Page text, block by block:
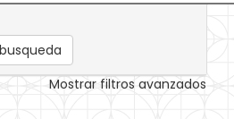
Mostrar filtros avanzados